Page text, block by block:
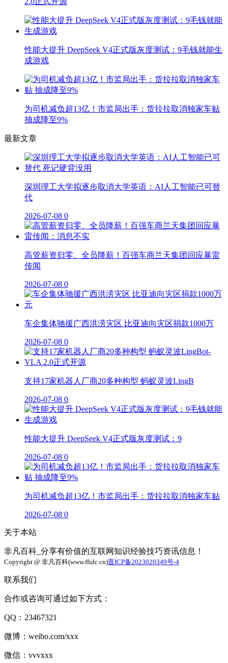
性能大提升 DeepSeek V4正式版灰度测试：9毛钱就能生
成游戏
为司机减负超13亿！市监局出手：货拉拉取消独家车贴
抽成降至9%
最新文章
深圳理工大学拟逐步取消大学英语：AI人工智能已可替
代
2026-07-08 0
高管薪资归零、全员降薪！百强车商兰天集团回应暴雷
传闻
2026-07-08 0
车企集体驰援广西洪涝灾区 比亚迪向灾区捐款1000万
2026-07-08 0
支持17家机器人厂商20多种构型 蚂蚁灵波LingB
2026-07-08 0
性能大提升 DeepSeek V4正式版灰度测试：9
2026-07-08 0
为司机减负超13亿！市监局出手：货拉拉取消独家车贴
2026-07-08 0
关于本站
非凡百科_分享有价值的互联网知识经验技巧资讯信息！
Copyright @ 非凡百科(www.ffidc.cn)晋ICP备2023020349号-4
联系我们
合作或咨询可通过如下方式：
QQ：23467321
微博：weibo.com/xxx
微信：vvvxxx